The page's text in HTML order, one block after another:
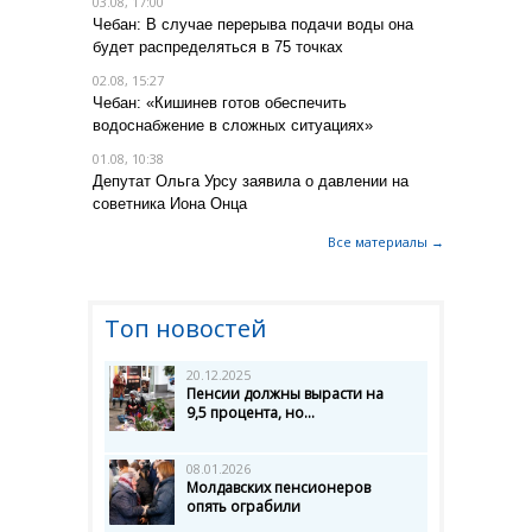
Чебан: В случае перерыва подачи воды она
будет распределяться в 75 точках
02.08, 15:27
Чебан: «Кишинев готов обеспечить
водоснабжение в сложных ситуациях»
01.08, 10:38
Депутат Ольга Урсу заявила о давлении на
советника Иона Онца
Все материалы →
Топ новостей
20.12.2025
Пенсии должны вырасти на
9,5 процента, но...
08.01.2026
Молдавских пенсионеров
опять ограбили